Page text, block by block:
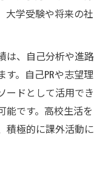
大学受験や将来の社
は、自己分析や進路
。自己PRや志望理
ードとして活用でき
能です。高校生活を
積極的に課外活動に